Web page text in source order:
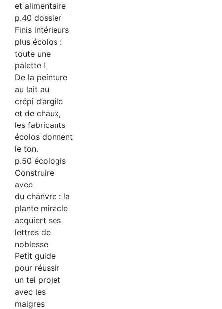
et alimentaire
p.40 dossier
Finis intérieurs
plus écolos :
toute une
palette !
De la peinture
au lait au
crépi d’argile
et de chaux,
les fabricants
écolos donnent
le ton.
p.50 écologis
Construire
avec
du chanvre : la
plante miracle
acquiert ses
lettres de
noblesse
Petit guide
pour réussir
un tel projet
avec les
maigres